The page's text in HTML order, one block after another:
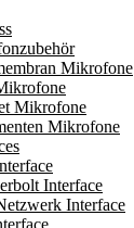
Mikrofone
Mikrofone
Mikrofone
Interface
Interface